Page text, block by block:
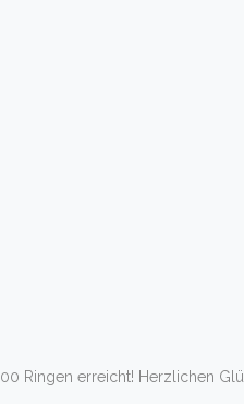
Ringen erreicht! Herzlichen